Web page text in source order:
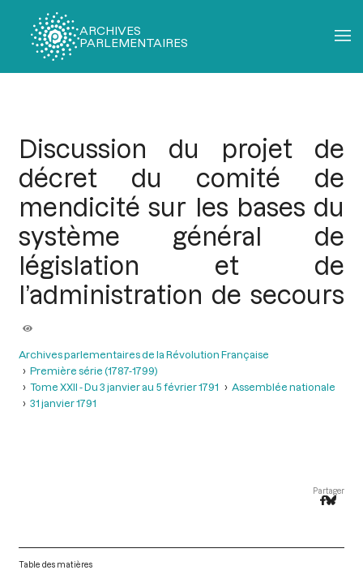
ARCHIVES
PARLEMENTAIRES
Discussion du projet de
décret du comité de
mendicité sur les bases du
système général de
législation et de
l’administration de secours
Archives parlementaires de la Révolution Française
Première série (1787-1799)
Tome XXII - Du 3 janvier au 5 février 1791
Assemblée nationale
31 janvier 1791
Partager
Table des matières